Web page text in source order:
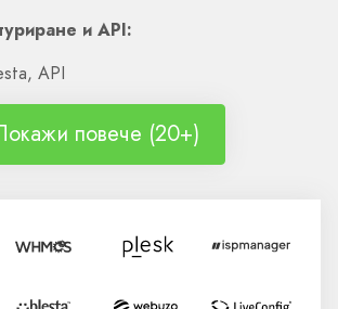
и API:
API
повече (20+)